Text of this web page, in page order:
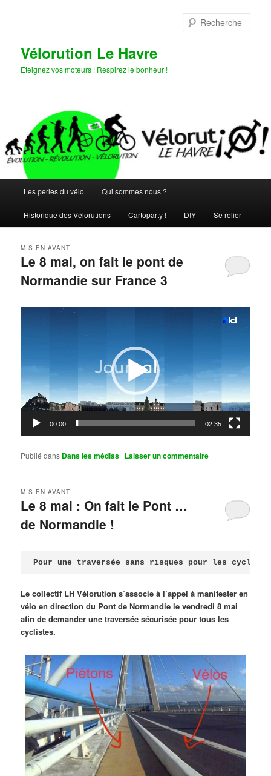
Vélorution Le Havre
Eteignez vos moteurs ! Respirez le bonheur !
principal
Les perles du vélo Qui sommes nous ?
Historique des Vélorutions Cartoparty ! DIY Se relier
Le 8 mai, on fait le pont de
Normandie sur France 3
MIS EN AVANT
00:00 02:35
Publié dans Dans les médias | Laisser un commentaire
Le 8 mai : On fait le Pont …
de Normandie !
MIS EN AVANT
Pour une traversée sans risques pour les
Le collectif LH Vélorution s’associe à l’appel à manifester en
vélo en direction du Pont de Normandie le vendredi 8 mai
afin de demander une traversée sécurisée pour tous les
cyclistes.